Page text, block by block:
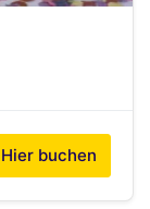
Hier buchen